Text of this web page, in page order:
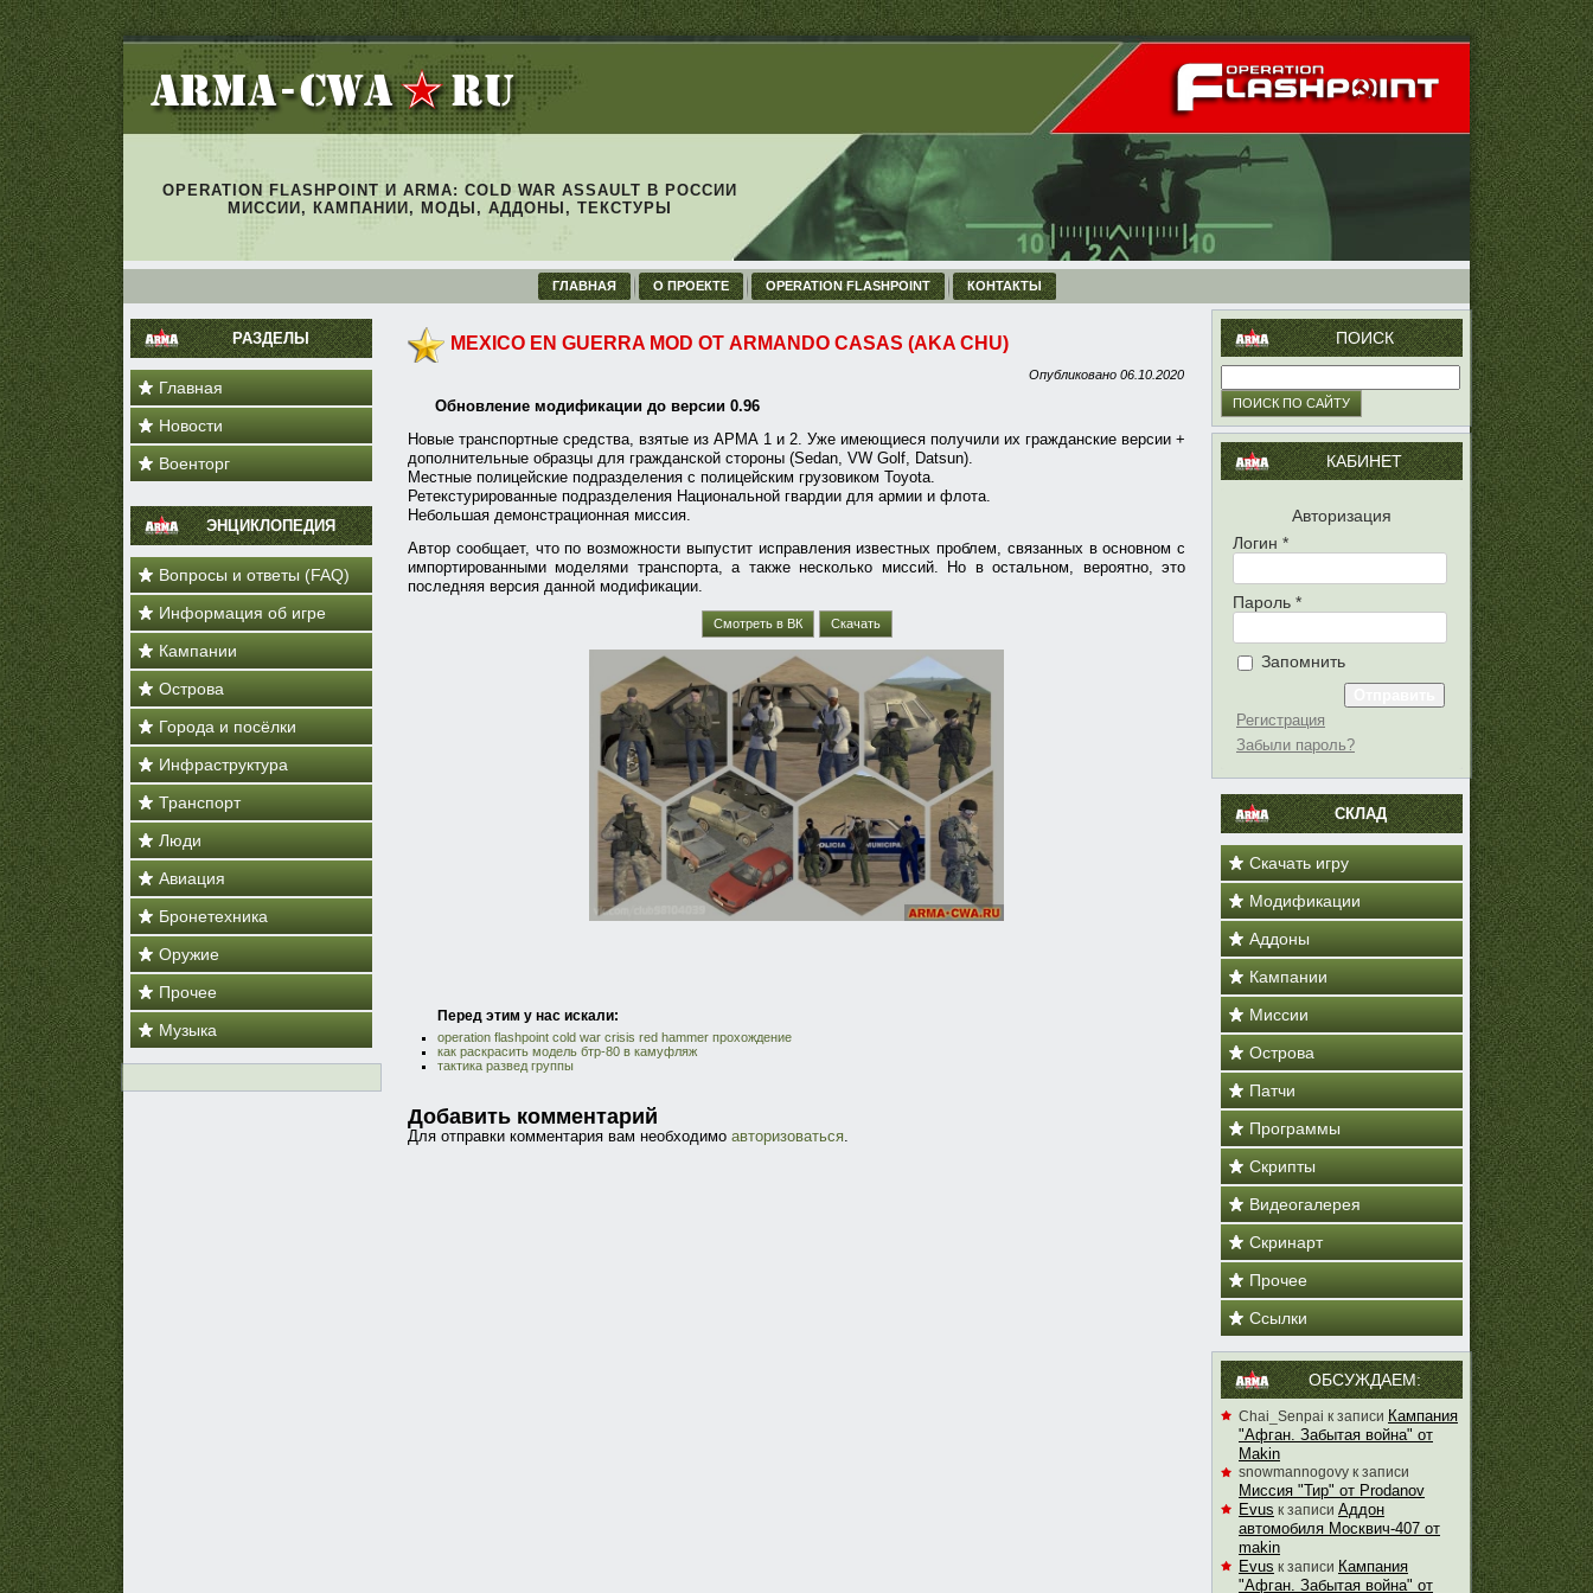
OPERATION FLASHPOINT И ARMA: COLD WAR ASSAULT В РОССИИ
МИССИИ, КАМПАНИИ, МОДЫ, АДДОНЫ, ТЕКСТУРЫ
ГЛАВНАЯ О ПРОЕКТЕ OPERATION FLASHPOINT КОНТАКТЫ
РАЗДЕЛЫ
Главная
Новости
Военторг
ЭНЦИКЛОПЕДИЯ
Вопросы и ответы (FAQ)
Информация об игре
Кампании
Острова
Города и посёлки
Инфраструктура
Транспорт
Люди
Авиация
Бронетехника
Оружие
Прочее
Музыка
MEXICO EN GUERRA MOD ОТ ARMANDO CASAS (AKA CHU)
Опубликовано 06.10.2020
Обновление модификации до версии 0.96
Новые транспортные средства, взятые из АРМА 1 и 2. Уже имеющиеся получили их гражданские версии +
дополнительные образцы для гражданской стороны (Sedan, VW Golf, Datsun).
Местные полицейские подразделения с полицейским грузовиком Toyota.
Ретекстурированные подразделения Национальной гвардии для армии и флота.
Небольшая демонстрационная миссия.
Автор сообщает, что по возможности выпустит исправления известных проблем, связанных в основном с
импортированными моделями транспорта, а также несколько миссий. Но в остальном, вероятно, это
последняя версия данной модификации.
Смотреть в ВК Скачать
Перед этим у нас искали:
operation flashpoint cold war crisis red hammer прохождение
как раскрасить модель бтр-80 в камуфляж
тактика развед группы
Добавить комментарий
Для отправки комментария вам необходимо авторизоваться.
ПОИСК
КАБИНЕТ
Авторизация
Логин *
Пароль *
Запомнить
Регистрация
Забыли пароль?
СКЛАД
Скачать игру
Модификации
Аддоны
Кампании
Миссии
Острова
Патчи
Программы
Скрипты
Видеогалерея
Скринарт
Прочее
Ссылки
ОБСУЖДАЕМ:
Chai_Senpai к записи Кампания
"Афган. Забытая война" от
Makin
snowmannogovy к записи
Миссия "Тир" от Prodanov
Evus к записи Аддон
автомобиля Москвич-407 от
makin
Evus к записи Кампания
"Афган. Забытая война" от